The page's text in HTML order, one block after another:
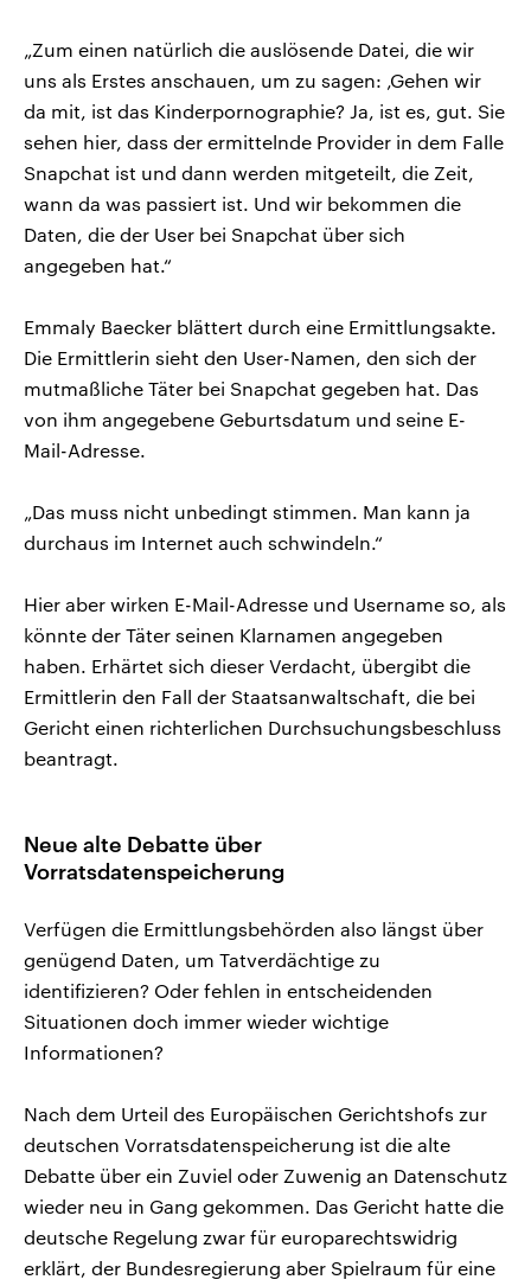
„Zum einen natürlich die auslösende Datei, die wir
uns als Erstes anschauen, um zu sagen: ‚Gehen wir
da mit, ist das Kinderpornographie? Ja, ist es, gut. Sie
sehen hier, dass der ermittelnde Provider in dem Falle
Snapchat ist und dann werden mitgeteilt, die Zeit,
wann da was passiert ist. Und wir bekommen die
Daten, die der User bei Snapchat über sich
angegeben hat.“
Emmaly Baecker blättert durch eine Ermittlungsakte.
Die Ermittlerin sieht den User-Namen, den sich der
mutmaßliche Täter bei Snapchat gegeben hat. Das
von ihm angegebene Geburtsdatum und seine E-
Mail-Adresse.
„Das muss nicht unbedingt stimmen. Man kann ja
durchaus im Internet auch schwindeln.“
Hier aber wirken E-Mail-Adresse und Username so, als
könnte der Täter seinen Klarnamen angegeben
haben. Erhärtet sich dieser Verdacht, übergibt die
Ermittlerin den Fall der Staatsanwaltschaft, die bei
Gericht einen richterlichen Durchsuchungsbeschluss
beantragt.
Neue alte Debatte über
Vorratsdatenspeicherung
Verfügen die Ermittlungsbehörden also längst über
genügend Daten, um Tatverdächtige zu
identifizieren? Oder fehlen in entscheidenden
Situationen doch immer wieder wichtige
Informationen?
Nach dem Urteil des Europäischen Gerichtshofs zur
deutschen Vorratsdatenspeicherung ist die alte
Debatte über ein Zuviel oder Zuwenig an Datenschutz
wieder neu in Gang gekommen. Das Gericht hatte die
deutsche Regelung zwar für europarechtswidrig
erklärt, der Bundesregierung aber Spielraum für eine